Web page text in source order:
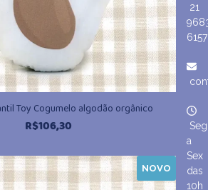
Toy Cogumelo algodão orgânico
R$106,30
NOVO
21
6157
Seg
a
Sex
das
10h